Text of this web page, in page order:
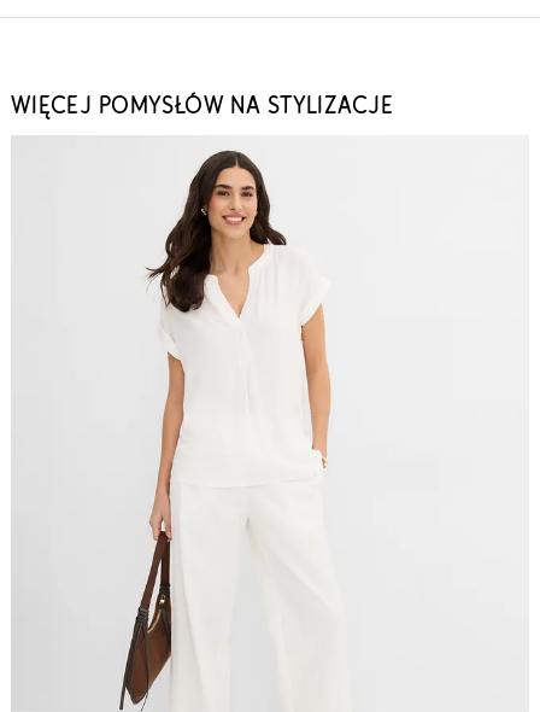
WIĘCEJ POMYSŁÓW NA STYLIZACJE